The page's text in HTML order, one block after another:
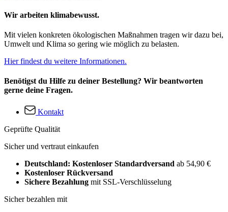
Wir arbeiten klimabewusst.
Mit vielen konkreten ökologischen Maßnahmen tragen wir dazu bei,
Umwelt und Klima so gering wie möglich zu belasten.
Hier findest du weitere Informationen.
Benötigst du Hilfe zu deiner Bestellung? Wir beantworten
gerne deine Fragen.
Kontakt
Geprüfte Qualität
Sicher und vertraut einkaufen
Deutschland: Kostenloser Standardversand ab 54,90 €
Kostenloser Rückversand
Sichere Bezahlung mit SSL-Verschlüsselung
Sicher bezahlen mit